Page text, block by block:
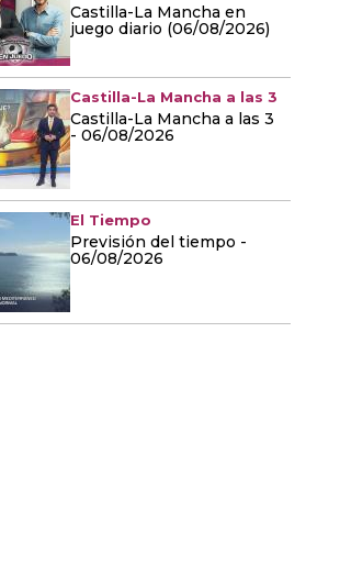
Castilla-La Mancha en
juego diario (06/08/2026)
Castilla-La Mancha a las 3
Castilla-La Mancha a las 3
- 06/08/2026
El Tiempo
Previsión del tiempo -
06/08/2026